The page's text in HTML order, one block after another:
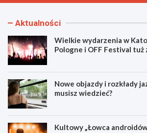
Aktualności
Wielkie wydarzenia w
Pologne i OFF Festival tuż
Nowe objazdy i rozkłady
musisz wiedzieć?
Kultowy „Łowca